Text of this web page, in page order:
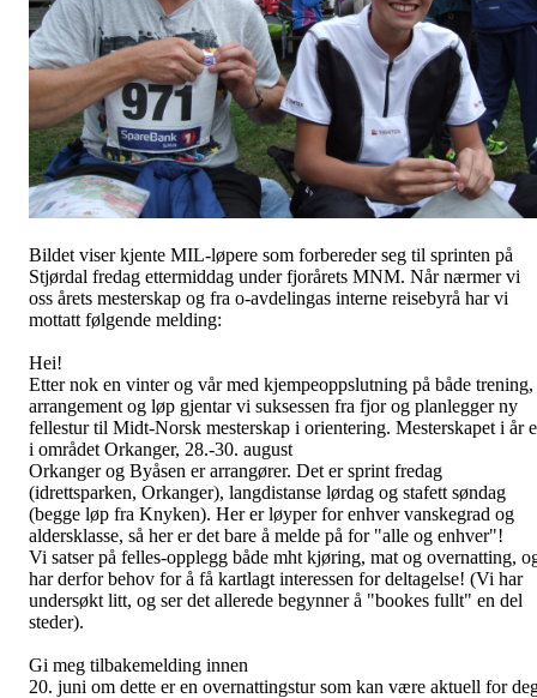
Bildet viser kjente MIL-løpere som forbereder seg til sprinten på
Stjørdal fredag ettermiddag under fjorårets MNM. Når nærmer vi
oss årets mesterskap og fra o-avdelingas interne reisebyrå har vi
mottatt følgende melding:
Hei!
Etter nok en vinter og vår med kjempeoppslutning på både trening,
arrangement og løp gjentar vi suksessen fra fjor og planlegger ny
fellestur til Midt-Norsk mesterskap i orientering. Mesterskapet i år
i området Orkanger, 28.-30. august
Orkanger og Byåsen er arrangører. Det er sprint fredag
(idrettsparken, Orkanger), langdistanse lørdag og stafett søndag
(begge løp fra Knyken). Her er løyper for enhver vanskegrad og
aldersklasse, så her er det bare å melde på for "alle og enhver"!
Vi satser på felles-opplegg både mht kjøring, mat og overnatting,
har derfor behov for å få kartlagt interessen for deltagelse! (Vi har
undersøkt litt, og ser det allerede begynner å "bookes fullt" en del
steder).
Gi meg tilbakemelding innen
20. juni om dette er en overnattingstur som kan være aktuell for